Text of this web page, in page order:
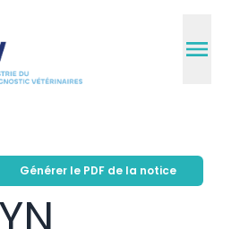
Générer le PDF de la notice